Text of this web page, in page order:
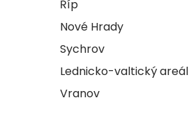
Říp
Nové Hrady
Sychrov
Lednicko-valtický areál
Vranov